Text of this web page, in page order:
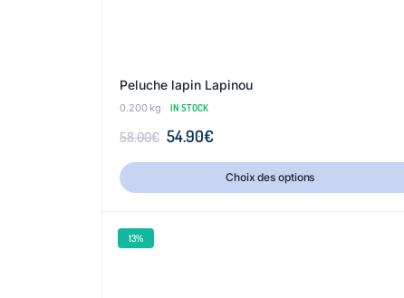
Peluche lapin Lapinou
0.200 kg IN STOCK
58.00€ 54.90€
Choix des options
13%